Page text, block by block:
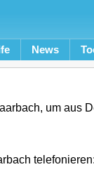
News
um aus